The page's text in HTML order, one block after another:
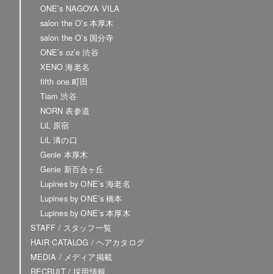
ONE’s NAGOYA VILA
salon the O’s 本厚木
salon the O’s 国分寺
ONE’s oz’e 渋谷
XENO 海老名
fifth one.町田
Tiam 渋谷
NORN 表参道
LiL 原宿
LiL 溝の口
Genie 本厚木
Genie 新百合ヶ丘
Lupines by ONE’s 海老名
Lupines by ONE’s 橋本
Lupines by ONE’s 本厚木
STAFF / スタッフ一覧
HAIR CATALOG / ヘアカタログ
MEDIA / メディア掲載
RECRUIT / 採用情報